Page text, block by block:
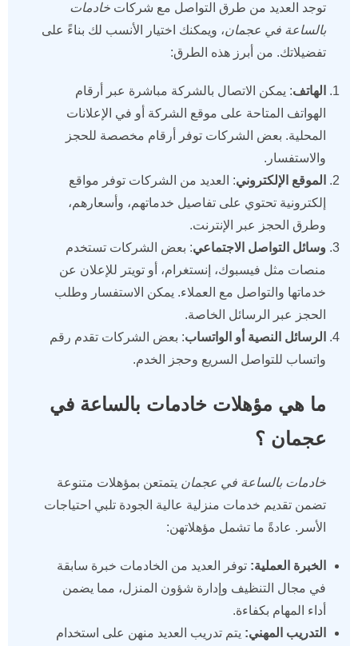
توجد العديد من طرق التواصل مع شركات خادمات
بالساعة في عجمان، ويمكنك اختيار الأنسب لك بناءً على
تفضيلاتك. من أبرز هذه الطرق:
الهاتف: يمكن الاتصال بالشركة مباشرة عبر أرقام
الهواتف المتاحة على موقع الشركة أو في الإعلانات
المحلية. بعض الشركات توفر أرقام مخصصة للحجز
والاستفسار.
الموقع الإلكتروني: العديد من الشركات توفر مواقع
إلكترونية تحتوي على تفاصيل خدماتهم، وأسعارهم،
وطرق الحجز عبر الإنترنت.
وسائل التواصل الاجتماعي: بعض الشركات تستخدم
منصات مثل فيسبوك، إنستغرام، أو تويتر للإعلان عن
خدماتها والتواصل مع العملاء. يمكن الاستفسار وطلب
الحجز عبر الرسائل الخاصة.
الرسائل النصية أو الواتساب: بعض الشركات تقدم رقم
واتساب للتواصل السريع وحجز الخدم.
ما هي مؤهلات خادمات بالساعة في
عجمان ؟
خادمات بالساعة في عجمان يتمتعن بمؤهلات متنوعة
تضمن تقديم خدمات منزلية عالية الجودة تلبي احتياجات
الأسر. عادةً ما تشمل مؤهلاتهن:
الخبرة العملية: توفر العديد من الخادمات خبرة سابقة
في مجال التنظيف وإدارة شؤون المنزل، مما يضمن
أداء المهام بكفاءة.
التدريب المهني: يتم تدريب العديد منهن على استخدام